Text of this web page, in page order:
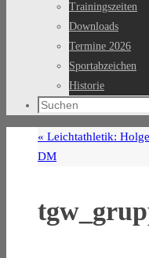
Trainingszeiten
Downloads
Termine 2026
Sportabzeichen
Historie
Suchen
« Leichtathletik:
DM